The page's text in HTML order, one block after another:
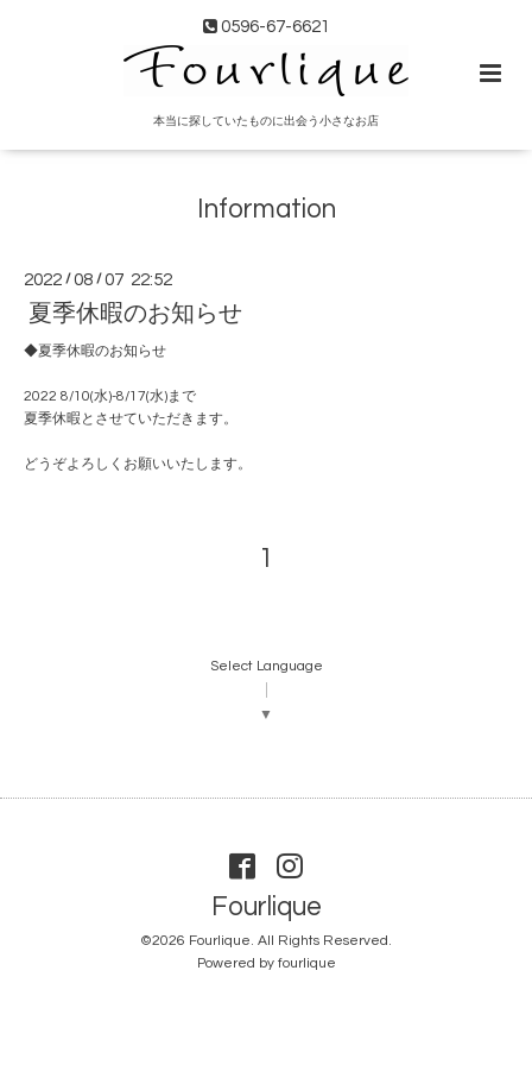
0596-67-6621
本当に探していたものに出会う小さなお店
Information
2022 /08 /07 22:52
夏季休暇のお知らせ
◆夏季休暇のお知らせ
2022 8/10(水)-8/17(水)まで
夏季休暇とさせていただきます。
どうぞよろしくお願いいたします。
1
Select Language
▼
Fourlique
©2026 Fourlique. All Rights Reserved.
Powered by fourlique